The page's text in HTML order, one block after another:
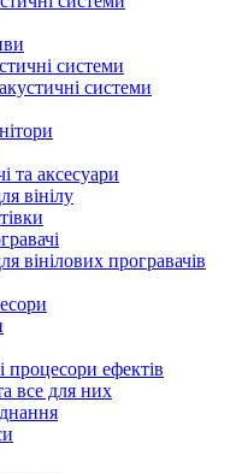
системи
системи
та аксесуари
вінілу
вінілових програвачів
процесори ефектів
все для них